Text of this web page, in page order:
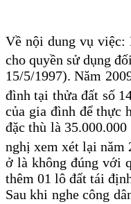
Về nội dung vụ việc:
cho quyền sử dụng
15/5/1997). Năm
đình tại thửa đất số
của gia đình để thực
đặc thù là
nghị xem xét lại năm
ở là không đúng với
thêm 01 lô đất tái
Sau khi nghe công